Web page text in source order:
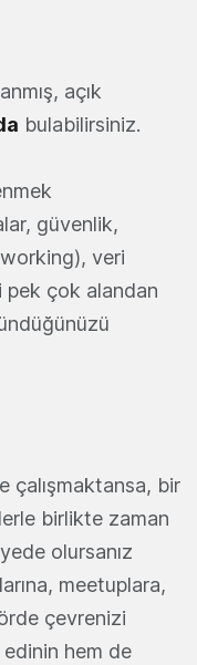
açık
bulabilirsiniz.
güvenlik,
veri
pek çok alandan
çalışmaktansa, bir
birlikte zaman
olursanız
meetuplara,
çevrenizi
hem de